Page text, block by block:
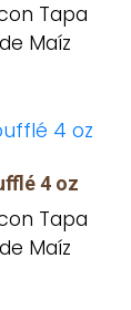
Tapa
Maíz
4 oz
Tapa
Maíz